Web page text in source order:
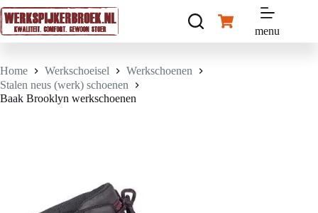
Ga
naar
de
inhoud
Winkelwagen
menu
Home Werkschoeisel
Werkschoenen
Stalen neus (werk) schoenen
Baak Brooklyn werkschoenen